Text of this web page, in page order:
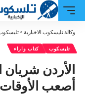
وكالة تليسكوب الاخبارية >
تليسكوب كتاب واراء
الأردن شريان
أصعب الأوقات